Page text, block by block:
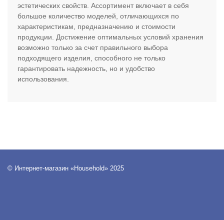
эстетических свойств. Ассортимент включает в себя
большое количество моделей, отличающихся по
характеристикам, предназначению и стоимости
продукции. Достижение оптимальных условий хранения
возможно только за счет правильного выбора
подходящего изделия, способного не только
гарантировать надежность, но и удобство
использования.
© Интернет-магазин «Household» 2025